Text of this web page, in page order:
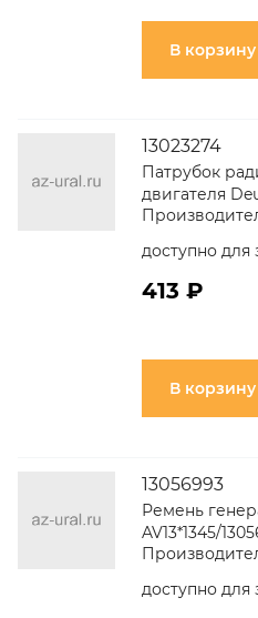
В корзину
13023274
Патрубок
двигателя
доступно для
413 ₽
В корзину
13056993
Ремень
AV13*1345/
доступно для